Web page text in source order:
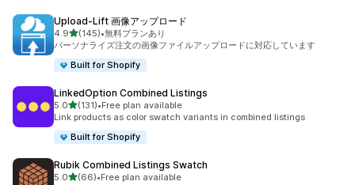
Upload‑Lift 画像アップロード
4.95つ星中
(145)
合計レビュー数：145件
•無料プランあり
パーソナライズ注文の画像ファイルアップロードに対応しています
Built for Shopify
LinkedOption Combined Listings
5.05つ星中
(131)
合計レビュー数：131件
•Free plan available
Link products as color swatch variants in combined listings
Built for Shopify
Rubik Combined Listings Swatch
5.05つ星中
(66)
合計レビュー数：66件
•Free plan available